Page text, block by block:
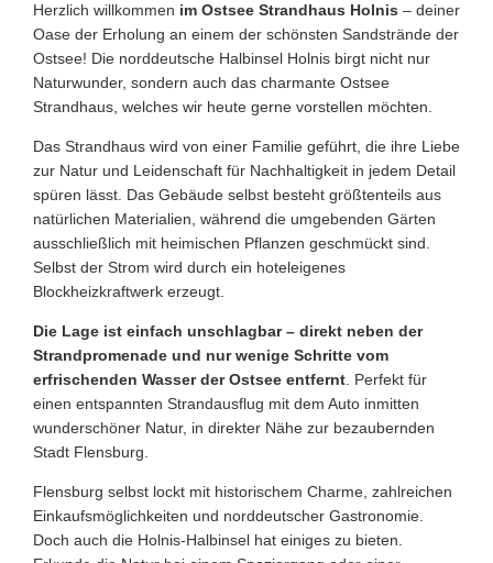
Herzlich willkommen im Ostsee Strandhaus Holnis – deiner
Oase der Erholung an einem der schönsten Sandstrände der
Ostsee! Die norddeutsche Halbinsel Holnis birgt nicht nur
Naturwunder, sondern auch das charmante Ostsee
Strandhaus, welches wir heute gerne vorstellen möchten.
Das Strandhaus wird von einer Familie geführt, die ihre Liebe
zur Natur und Leidenschaft für Nachhaltigkeit in jedem Detail
spüren lässt. Das Gebäude selbst besteht größtenteils aus
natürlichen Materialien, während die umgebenden Gärten
ausschließlich mit heimischen Pflanzen geschmückt sind.
Selbst der Strom wird durch ein hoteleigenes
Blockheizkraftwerk erzeugt.
Die Lage ist einfach unschlagbar – direkt neben der
Strandpromenade und nur wenige Schritte vom
erfrischenden Wasser der Ostsee entfernt. Perfekt für
einen entspannten Strandausflug mit dem Auto inmitten
wunderschöner Natur, in direkter Nähe zur bezaubernden
Stadt Flensburg.
Flensburg selbst lockt mit historischem Charme, zahlreichen
Einkaufsmöglichkeiten und norddeutscher Gastronomie.
Doch auch die Holnis-Halbinsel hat einiges zu bieten.